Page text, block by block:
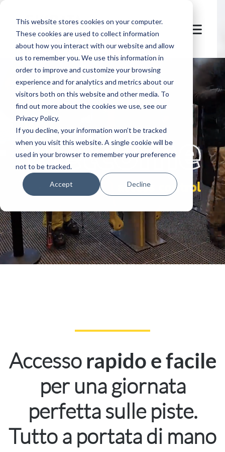
This website stores cookies on your computer.
These cookies are used to collect information
about how you interact with our website and allow
us to remember you. We use this information in
order to improve and customize your browsing
experience and for analytics and metrics about our
visitors both on this website and other media. To
find out more about the cookies we use, see our
Privacy Policy.
If you decline, your information won’t be tracked
when you visit this website. A single cookie will be
used in your browser to remember your preference
not to be tracked.
Accept Decline
let's
welcome
access control
Accesso rapido e facile
per una giornata
perfetta sulle piste.
Tutto a portata di mano